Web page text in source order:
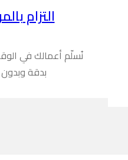
التزام
نُسلّم أعمالك في
بدقة وبدون